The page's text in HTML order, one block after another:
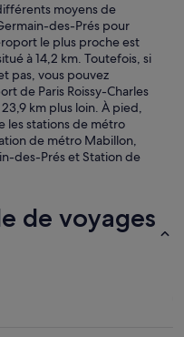
moyens de
des-Prés pour
le plus proche est
à 14,2 km. Toutefois, si
pas, vous pouvez
de Paris Roissy-Charles
km plus loin. À pied,
les stations de métro
de métro Mabillon,
des-Prés et Station de
de voyages